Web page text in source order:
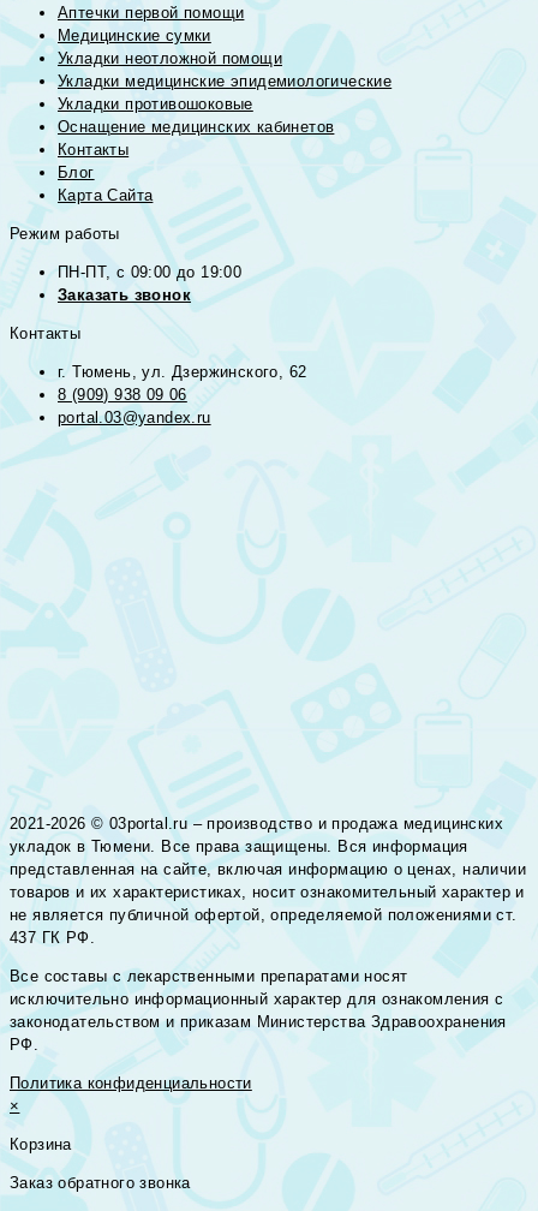
Аптечки первой помощи
Медицинские сумки
Укладки неотложной помощи
Укладки медицинские эпидемиологические
Укладки противошоковые
Оснащение медицинских кабинетов
Контакты
Блог
Карта Сайта
Режим работы
ПН-ПТ, с 09:00 до 19:00
Заказать звонок
Контакты
г. Тюмень, ул. Дзержинского, 62
8 (909) 938 09 06
portal.03@yandex.ru
2021-2026 © 03portal.ru – производство и продажа медицинских
укладок в Тюмени. Все права защищены. Вся информация
представленная на сайте, включая информацию о ценах, наличии
товаров и их характеристиках, носит ознакомительный характер и
не является публичной офертой, определяемой положениями ст.
437 ГК РФ.
Все составы с лекарственными препаратами носят
исключительно информационный характер для ознакомления с
законодательством и приказам Министерства Здравоохранения
РФ.
Политика конфиденциальности
×
Корзина
Заказ обратного звонка